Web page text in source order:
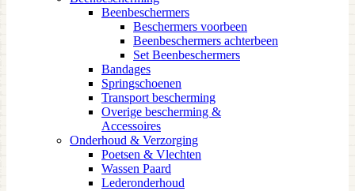
Beenbeschermers
Beschermers voorbeen
Beenbeschermers achterbeen
Set Beenbeschermers
Bandages
Springschoenen
Transport bescherming
Overige bescherming &
Accessoires
Onderhoud & Verzorging
Poetsen & Vlechten
Wassen Paard
Lederonderhoud